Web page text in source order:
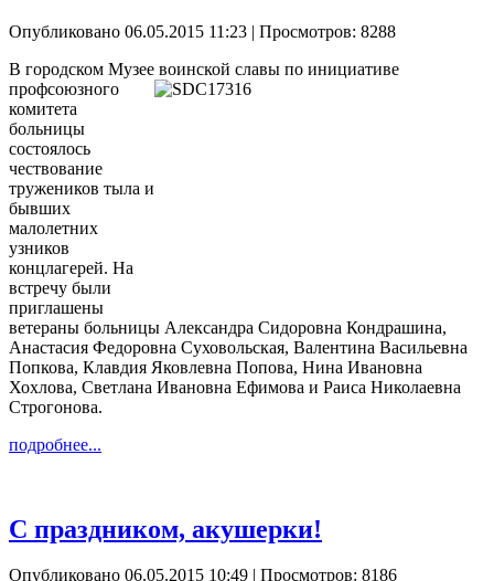
Опубликовано 06.05.2015 11:23 | Просмотров: 8288
В городском Музее воинской славы по инициативе
профсоюзного
комитета
больницы
состоялось
чествование
тружеников тыла и
бывших
малолетних
узников
концлагерей. На
встречу были
приглашены
ветераны больницы Александра Сидоровна Кондрашина,
Анастасия Федоровна Суховольская, Валентина Васильевна
Попкова, Клавдия Яковлевна Попова, Нина Ивановна
Хохлова, Светлана Ивановна Ефимова и Раиса Николаевна
Строгонова.
подробнее...
С праздником, акушерки!
Опубликовано 06.05.2015 10:49 | Просмотров: 8186